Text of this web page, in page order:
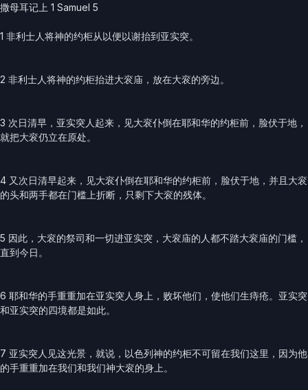
撒母耳记上 1 Samuel 5
1 非利士人将神的约柜从以便以谢抬到亚实突。
2 非利士人将神的约柜抬进大衮庙，放在大衮的旁边。
3 次日清早，亚实突人起来，见大衮仆倒在耶和华的约柜前，脸伏于地，
就把大衮仍立在原处。
4 又次日清早起来，见大衮仆倒在耶和华的约柜前，脸伏于地，并且大衮
的头和两手都在门槛上折断，只剩下大衮的残体。
5 因此，大衮的祭司和一切进亚实突，大衮庙的人都不踏大衮庙的门槛，
直到今日。
6 耶和华的手重重加在亚实突人身上，败坏他们，使他们生痔疮。亚实突
和亚实突的四境都是如此。
7 亚实突人见这光景，就说，以色列神的约柜不可留在我们这里，因为他
的手重重加在我们和我们神大衮的身上。